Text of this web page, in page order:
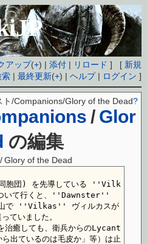
アップ(+) |添付 | リロード ] [ 新規
索 |最終更新(+) |ヘルプ| ログイン ]
/ Glor
の編集
ト/Companions/Glory of the Dead?
/ Glory of the Dead